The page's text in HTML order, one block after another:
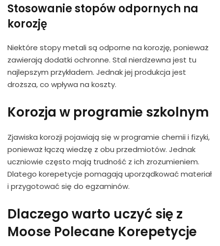
Stosowanie stopów odpornych na
korozję
Niektóre stopy metali są odporne na korozję, ponieważ
zawierają dodatki ochronne. Stal nierdzewna jest tu
najlepszym przykładem. Jednak jej produkcja jest
droższa, co wpływa na koszty.
Korozja w programie szkolnym
Zjawiska korozji pojawiają się w programie chemii i fizyki,
ponieważ łączą wiedzę z obu przedmiotów. Jednak
uczniowie często mają trudność z ich zrozumieniem.
Dlatego korepetycje pomagają uporządkować materiał
i przygotować się do egzaminów.
Dlaczego warto uczyć się z
Moose Polecane Korepetycje